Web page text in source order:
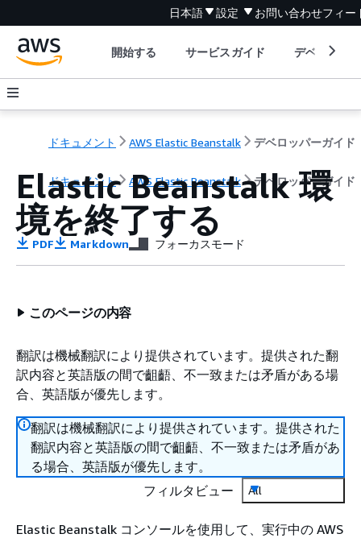
日本語 設定 お問い合わせフィー
開始する サービスガイド デベロッパ
ドキュメント AWS Elastic Beanstalk デベロッパーガイド
ドキュメント AWS Elastic Beanstalk デベロッパーガイド
Elastic Beanstalk 環
境を終了する
PDF Markdown フォーカスモード
このページの内容
翻訳は機械翻訳により提供されています。提供された翻
訳内容と英語版の間で齟齬、不一致または矛盾がある場
合、英語版が優先します。
翻訳は機械翻訳により提供されています。提供された
翻訳内容と英語版の間で齟齬、不一致または矛盾があ
る場合、英語版が優先します。
フィルタビュー
All
Elastic Beanstalk コンソールを使用して、実行中の AWS